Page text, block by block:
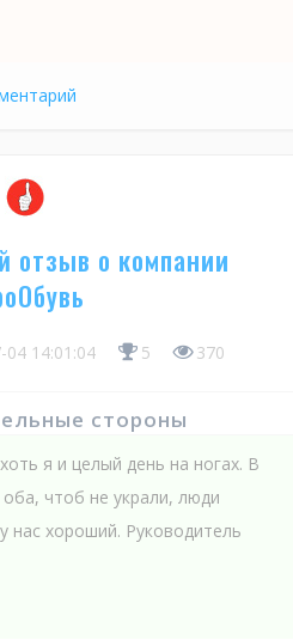
отзыв о компании
04 14:01:04 5 370
стороны
я и целый день на ногах. В
чтоб не украли, люди
нас хороший. Руководитель